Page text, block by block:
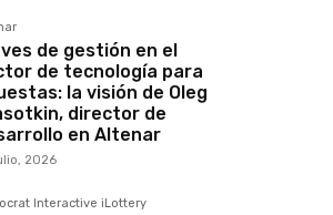
de gestión en el
de tecnología para
la visión de Oleg
director de
en Altenar
2026
Interactive iLottery